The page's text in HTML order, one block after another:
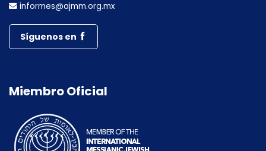
informes@ajmm.org.mx
Síguenos en
Miembro Oficial